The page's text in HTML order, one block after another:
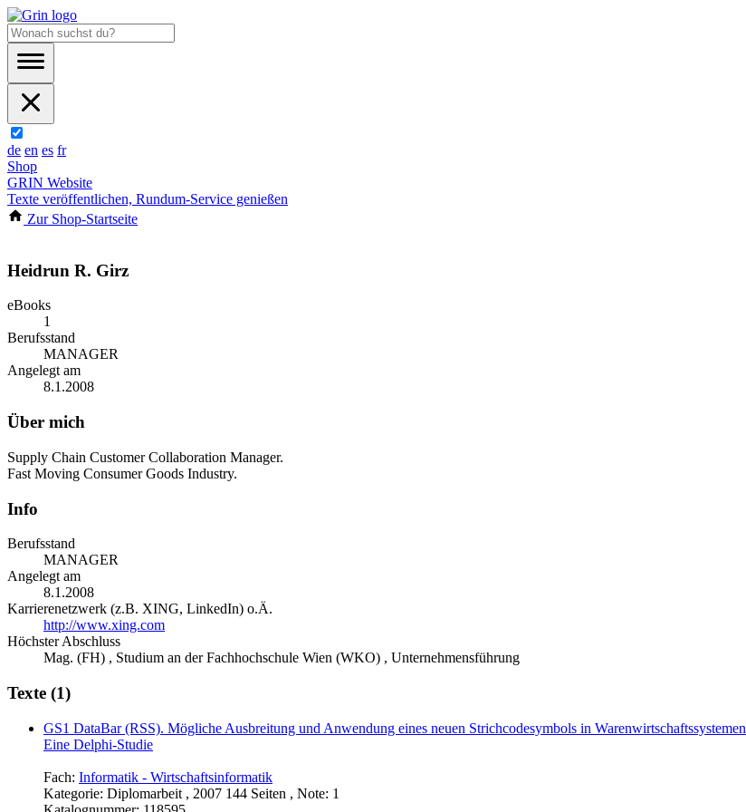
de en es fr
Shop
GRIN Website
Texte veröffentlichen, Rundum-Service genießen
Zur Shop-Startseite
Heidrun R. Girz
eBooks
1
Berufsstand
MANAGER
Angelegt am
8.1.2008
Über mich
Supply Chain Customer Collaboration Manager.
Fast Moving Consumer Goods Industry.
Info
Berufsstand
MANAGER
Angelegt am
8.1.2008
Karrierenetzwerk (z.B. XING, LinkedIn) o.Ä.
http://www.xing.com
Höchster Abschluss
Mag. (FH) , Studium an der Fachhochschule Wien (WKO) , Unternehmensführung
Texte (1)
GS1 DataBar (RSS). Mögliche Ausbreitung und Anwendung eines neuen Strichcodesymbols in Warenwirtschaftssystemen
Eine Delphi-Studie
Fach: Informatik - Wirtschaftsinformatik
Kategorie: Diplomarbeit , 2007 144 Seiten , Note: 1